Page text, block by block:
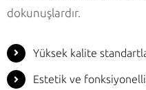
dokunuşlardır.
Yüksek kalite
Estetik ve